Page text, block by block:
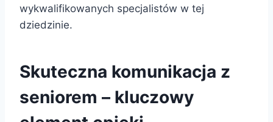
wykwalifikowanych specjalistów w tej
dziedzinie.
Skuteczna komunikacja z
seniorem – kluczowy